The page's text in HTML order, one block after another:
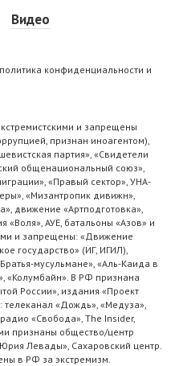
Видео
конфиденциальности и
и запрещены
признан иноагентом),
партия», «Свидетели
общенациональный союз»,
«Правый сектор», УНА-
«Мизантропик дивижн»,
движение «Артподготовка»,
«Воля», АУЕ, батальоны «Азов» и
и запрещены: «Движение
государство» (ИГ, ИГИЛ),
мусульмане», «Аль-Каида в
«Колумбайн». В РФ признана
России», издания «Проект
«Дождь», «Медуза»,
«Свобода», The Insider,
признаны общество/центр
Левады», Сахаровский центр.
в РФ за экстремизм.